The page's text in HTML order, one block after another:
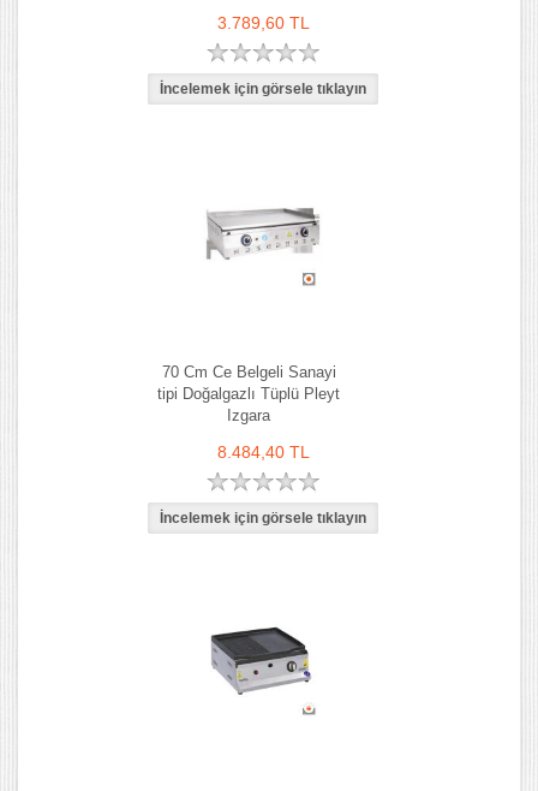
3.789,60 TL
70 Cm Ce Belgeli Sanayi
tipi Doğalgazlı Tüplü Pleyt
Izgara
8.484,40 TL